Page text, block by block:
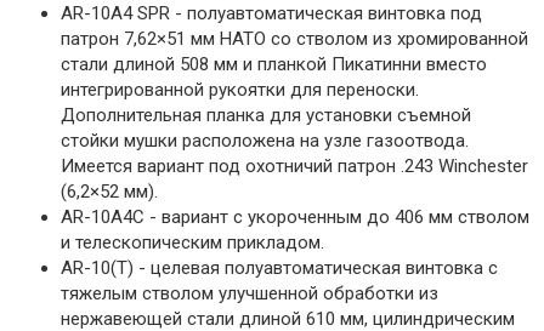
AR-10A4 SPR - полуавтоматическая винтовка под
патрон 7,62×51 мм НАТО со стволом из хромированной
стали длиной 508 мм и планкой Пикатинни вместо
интегрированной рукоятки для переноски.
Дополнительная планка для установки съемной
стойки мушки расположена на узле газоотвода.
Имеется вариант под охотничий патрон .243 Winchester
(6,2×52 мм).
AR-10A4C - вариант с укороченным до 406 мм стволом
и телескопическим прикладом.
AR-10(T) - целевая полуавтоматическая винтовка с
тяжелым стволом улучшенной обработки из
нержавеющей стали длиной 610 мм, цилиндрическим